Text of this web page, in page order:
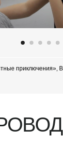
приключения»,